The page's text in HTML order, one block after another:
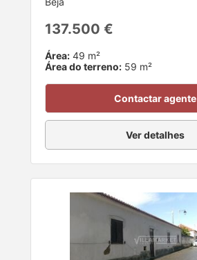
137.500 €
Área: 49 m²
Área do terreno: 59 m²
Contactar agente
Ver detalhes